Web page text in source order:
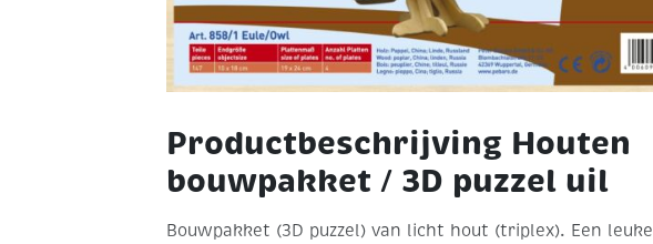
Productbeschrijving Houten
bouwpakket / 3D puzzel uil
Bouwpakket (3D puzzel) van licht hout (triplex). Een leuke